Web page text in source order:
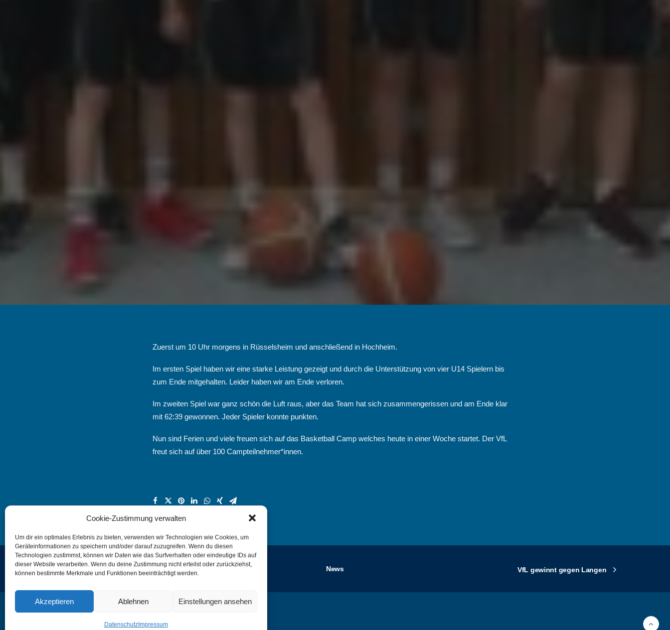
Cookie-Zustimmung verwalten
Um dir ein optimales Erlebnis zu bieten, verwenden wir Technologien wie Cookies, um
Geräteinformationen zu speichern und/oder darauf zuzugreifen. Wenn du diesen
Technologien zustimmst, können wir Daten wie das Surfverhalten oder eindeutige IDs auf
dieser Website verarbeiten. Wenn du deine Zustimmung nicht erteilst oder zurückziehst,
können bestimmte Merkmale und Funktionen beeinträchtigt werden.
Akzeptieren Ablehnen Einstellungen ansehen
DatenschutzImpressum
Zuerst um 10 Uhr morgens in Rüsselsheim und anschließend in Hochheim.
Im ersten Spiel haben wir eine starke Leistung gezeigt und durch die Unterstützung von vier U14 Spielern bis
zum Ende mitgehalten. Leider haben wir am Ende verloren.
Im zweiten Spiel war ganz schön die Luft raus, aber das Team hat sich zusammengerissen und am Ende klar
mit 62:39 gewonnen. Jeder Spieler konnte punkten.
Nun sind Ferien und viele freuen sich auf das Basketball Camp welches heute in einer Woche startet. Der VfL
freut sich auf über 100 Campteilnehmer*innen.
U12-2 verliert gegen SV Darmstadt 98 News VfL gewinnt gegen Langen